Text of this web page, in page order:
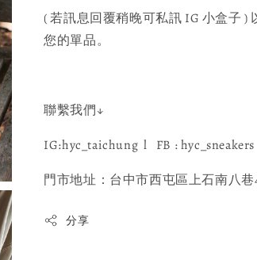
( 若訊息回覆稍晚可私訊 IG 小盒子 )
您的單品。
聯繫我們↓
IG:hyc_taichung l FB : hyc_sneakers
門市地址：台中市西屯區上石南八巷
分享